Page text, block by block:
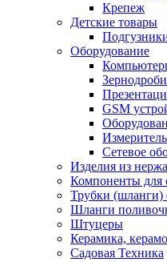
Крепеж
Детские товары
Оборудование
GSM
Сетевое
Изделия из
Компоненты для
Трубки (шланги)
Шланги
Штуцеры
Керамика,
Садовая Техника